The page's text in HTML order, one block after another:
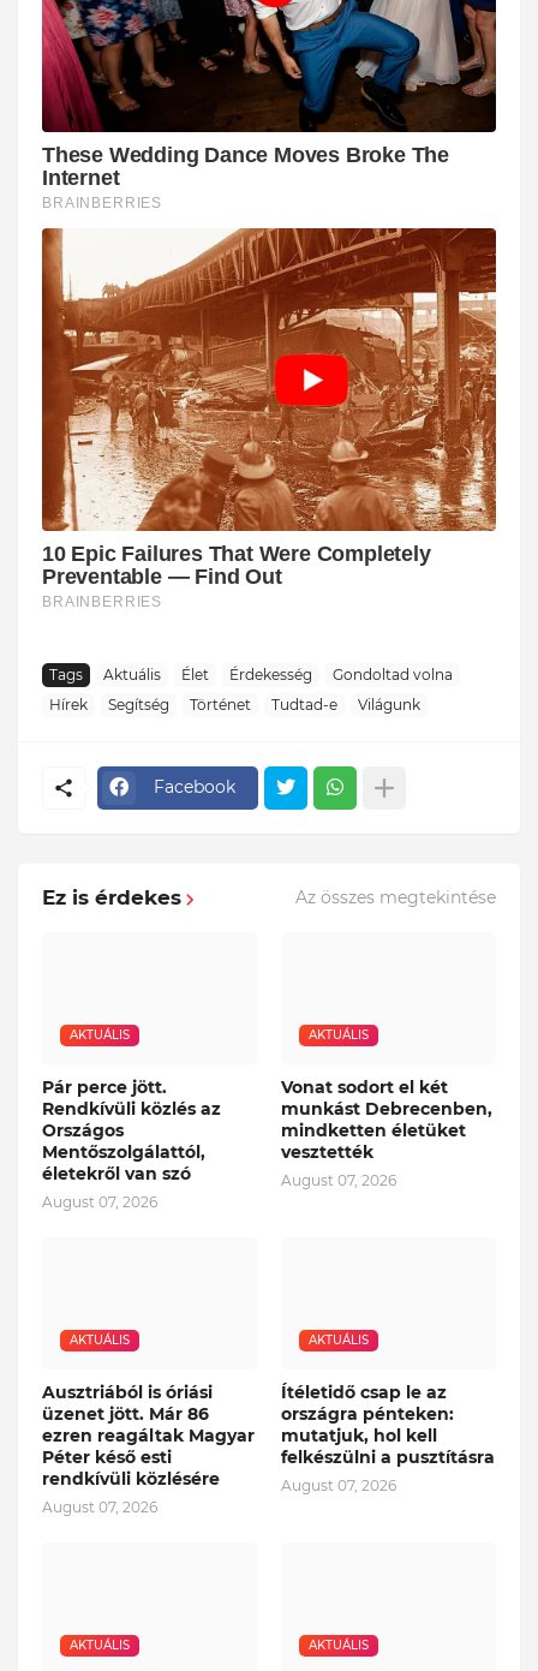
Tags Aktuális Élet Érdekesség
Gondoltad volna
Hírek
Segítség Történet Tudtad-e Világunk
Facebook
Ez is érdekes Az összes megtekintése
AKTUÁLIS
Pár perce jött.
Rendkívüli közlés az
Országos
Mentőszolgálattól,
életekről van szó
August 07, 2026
AKTUÁLIS
Vonat sodort el két
munkást Debrecenben,
mindketten életüket
vesztették
August 07, 2026
AKTUÁLIS
Ausztriából is óriási
üzenet jött. Már 86
ezren reagáltak Magyar
Péter késő esti
rendkívüli közlésére
August 07, 2026
AKTUÁLIS
Ítéletidő csap le az
országra pénteken:
mutatjuk, hol kell
felkészülni a pusztításra
August 07, 2026
AKTUÁLIS AKTUÁLIS